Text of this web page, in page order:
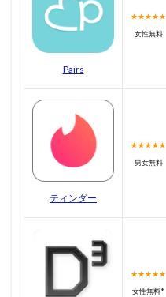
Pairs
★★★★★
女性無料
ティンダー
★★★★★
男女無料
★★★★★
女性無料*